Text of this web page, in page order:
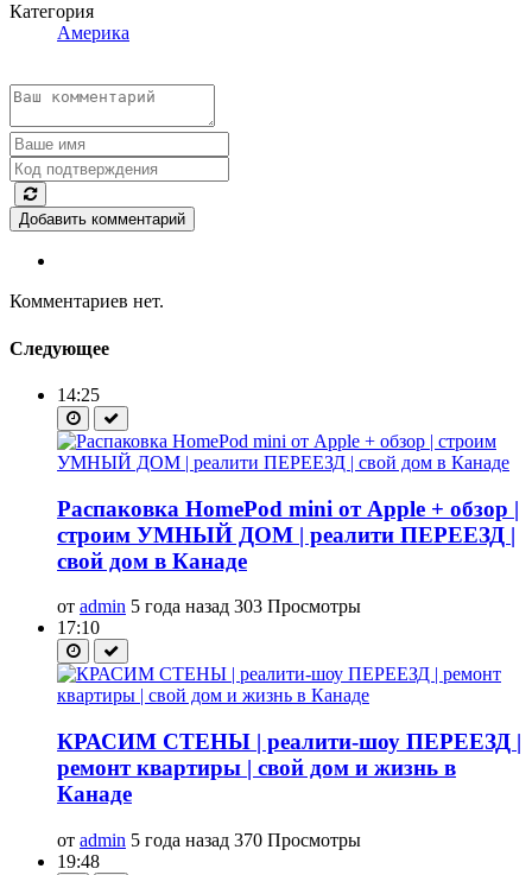
Категория
Америка
Добавить комментарий
Комментариев нет.
Следующее
14:25
Распаковка HоmePod mini от Apple + обзор |
строим УМНЫЙ ДОМ | реалити ПЕРЕЕЗД |
свой дом в Канаде
от admin 5 года назад 303 Просмотры
17:10
КРАСИМ СТЕНЫ | реалити-шоу ПЕРЕЕЗД |
ремонт квартиры | свой дом и жизнь в
Канаде
от admin 5 года назад 370 Просмотры
19:48